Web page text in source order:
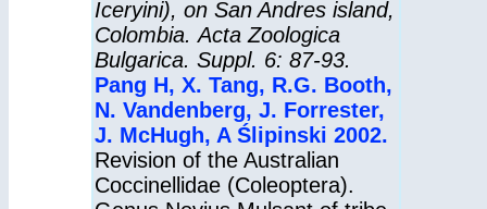
Iceryini), on San Andres island,
Colombia. Acta Zoologica
Bulgarica. Suppl. 6: 87-93.
Pang H, X. Tang, R.G. Booth,
N. Vandenberg, J. Forrester,
J. McHugh, A Ślipinski 2002.
Revision of the Australian
Coccinellidae (Coleoptera).